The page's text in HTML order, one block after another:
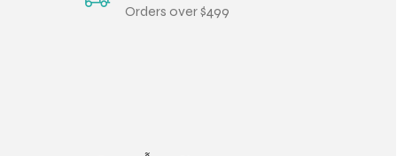
Orders over $499